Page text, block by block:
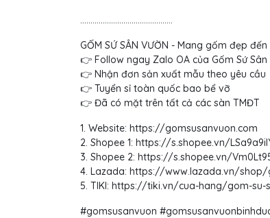
.............................................
GỐM SỨ SÂN VƯỜN - Mang gốm đẹp
👉 Follow ngay Zalo OA của Gốm Sứ
👉 Nhận đơn sản xuất mẫu theo yêu cầu
👉 Tuyển sỉ toàn quốc bao bể vỡ
👉 Đã có mặt trên tất cả các sàn TMĐT
1. Website: https://gomsusanvuon.com
2. Shopee 1: https://s.shopee.vn/
3. Shopee 2: https://s.shopee.vn/
4. Lazada: https://www.lazada.vn/shop/
5. TIKI: https://tiki.vn/cua-hang/gom-su-
#gomsusanvuon